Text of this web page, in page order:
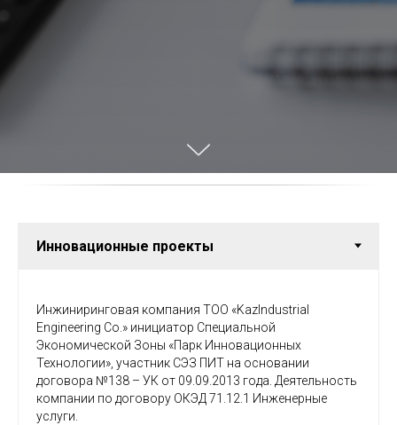
Инжиниринговая компания ТОО «KazIndustrial
Engineering Co.» инициатор Специальной
Экономической Зоны «Парк Инновационных
Технологии», участник СЭЗ ПИТ на основании
договора №138 – УК от 09.09.2013 года. Деятельность
компании по договору ОКЭД 71.12.1 Инженерные
услуги.